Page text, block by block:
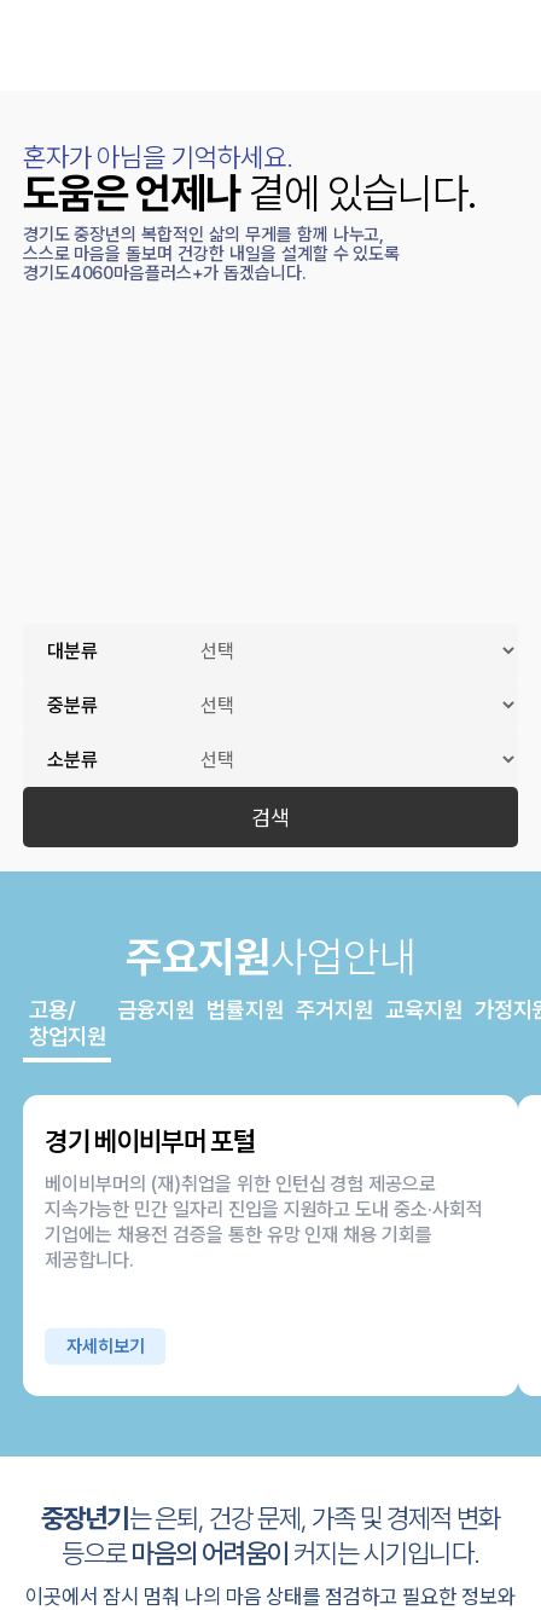
혼자가 아님을 기억하세요.
도움은 언제나곁에 있습니다.
경기도 중장년의 복합적인 삶의 무게를 함께 나누고,
스스로 마음을 돌보며 건강한 내일을 설계할 수 있도록
경기도4060마음플러스+가 돕겠습니다.
대분류
중분류
소분류
검색
주요지원사업안내
고용/
창업지원
금융지원 법률지원 주거지원 교육지원 가정지
경기 베이비부머 포털
베이비부머의 (재)취업을 위한 인턴십 경험 제공으로
지속가능한 민간 일자리 진입을 지원하고 도내 중소·사회적
기업에는 채용전 검증을 통한 유망 인재 채용 기회를
제공합니다.
자세히보기
중장년기 는 은퇴, 건강 문제, 가족 및 경제적 변화
등으로마음의 어려움이 커지는 시기입니다.
이곳에서 잠시 멈춰 나의 마음 상태를 점검하고 필요한 정보와